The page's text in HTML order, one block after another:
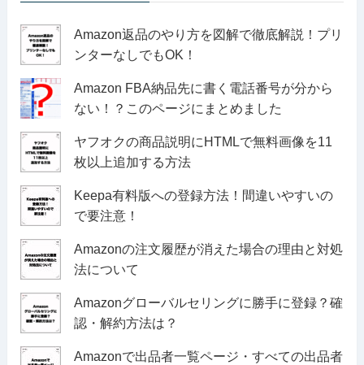
Amazon返品のやり方を図解で徹底解説！プリ
ンターなしでもOK！
Amazon FBA納品先に書く電話番号が分から
ない！？このページにまとめました
ヤフオクの商品説明にHTMLで無料画像を11
枚以上追加する方法
Keepa有料版への登録方法！間違いやすいの
で要注意！
Amazonの注文履歴が消えた場合の理由と対処
法について
Amazonグローバルセリングに勝手に登録？確
認・解約方法は？
Amazonで出品者一覧ページ・すべての出品者